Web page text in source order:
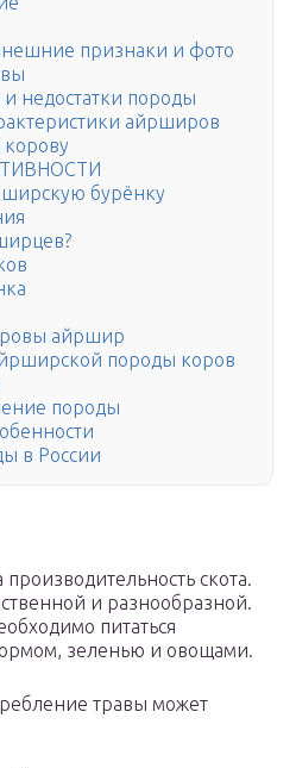
признаки и фото
и недостатки породы
айрширов
корову
бурёнку
айршир
породы коров
породы
в России
скота.
и разнообразной.
питаться
зеленью и овощами.
травы может